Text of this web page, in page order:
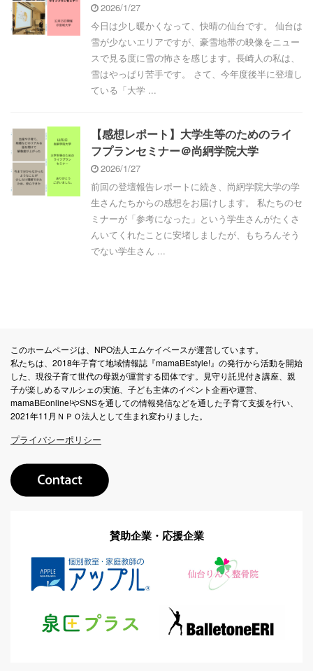
2026/1/27
今日は少し暖かくなって、快晴の仙台です。 仙台は
雪が少ないエリアですが、豪雪地帯の映像をニュー
スで見る度に雪の怖さを感じます。長崎人の私は、
雪はやっぱり苦手です。 さて、今年度後半に登壇し
ている「大学 ...
【感想レポート】大学生等のためのライ
フプランセミナー＠尚絅学院大学
2026/1/27
前回の登壇報告レポートに続き、尚絅学院大学の学
生さんたちからの感想をお届けします。 私たちのセ
ミナーが「参考になった」という学生さんがたくさ
んいてくれたことに安堵しましたが、もちろんそう
でない学生さん ...
このホームページは、NPO法人エムケイベースが運営しています。
私たちは、2018年子育て地域情報誌『mamaBEstyle!』の発行から活動を開始
した、現役子育て世代の母親が運営する団体です。見守り託児付き講座、親
子が楽しめるマルシェの実施、子ども主体のイベント企画や運営、
mamaBEonline!やSNSを通しての情報発信などを通した子育て支援を行い、
2021年11月ＮＰＯ法人として生まれ変わりました。
プライバシーポリシー
賛助企業・応援企業